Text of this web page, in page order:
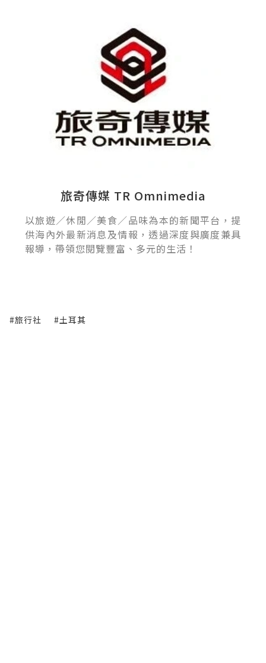
旅奇傳媒 TR Omnimedia
以旅遊／休閒／美食／品味為本的新聞平台，提
供海內外最新消息及情報，透過深度與廣度兼具
報導，帶領您閱覽豐富、多元的生活！
#旅行社 #土耳其